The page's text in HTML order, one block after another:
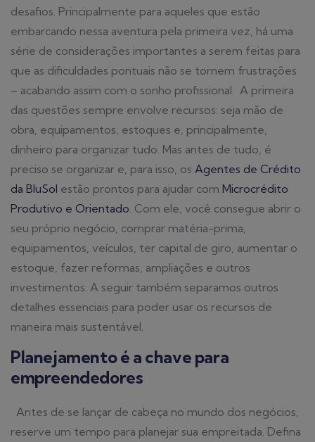
desafios. Principalmente para aqueles que estão
embarcando nessa aventura pela primeira vez, há uma
série de considerações importantes a serem feitas para
que as dificuldades pontuais não se tornem frustrações
– acabando assim com o sonho profissional. A primeira
das questões sempre envolve recursos: seja mão de
obra, equipamentos, estoques e, principalmente,
dinheiro para organizar tudo. Mas antes de tudo, é
preciso se organizar e, para isso, os Agentes de Crédito
da BluSol estão prontos para ajudar com Microcrédito
Produtivo e Orientado. Com ele, você consegue abrir o
seu próprio negócio, comprar matéria-prima,
equipamentos, veículos, ter capital de giro, aumentar o
estoque, fazer reformas, ampliações e outros
investimentos. A seguir também separamos outros
detalhes essenciais para poder usar os recursos de
maneira mais sustentável.
Planejamento é a chave para
empreendedores
Antes de se lançar de cabeça no mundo dos negócios,
reserve um tempo para planejar sua empreitada. Defina